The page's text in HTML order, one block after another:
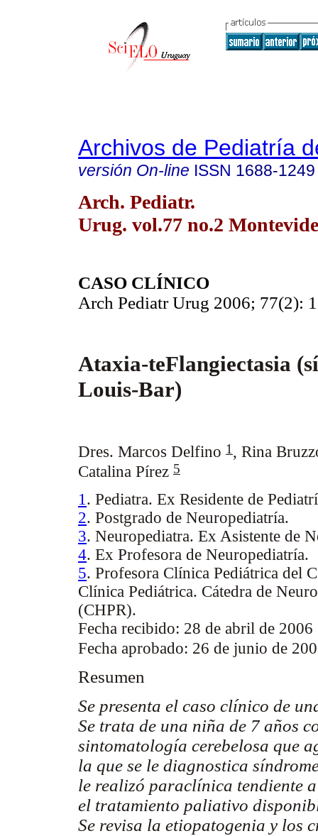
Archivos de Pediatría
versión On-line ISSN 1688-1249
Arch. Pediatr.
Urug. vol.77 no.2
CASO CLÍNICO
Arch Pediatr Urug 2006; 77(2):
Ataxia-teFlangiectasia
Louis-Bar)
Dres. Marcos Delfino 1 , Rina
Catalina Pírez 5
1. Pediatra. Ex Residente de
2. Postgrado de Neuropediatría.
3. Neuropediatra. Ex Asistente de
4. Ex Profesora de Neuropediatría.
5. Profesora Clínica Pediátrica del
Clínica Pediátrica. Cátedra de
(CHPR).
Fecha recibido: 28 de abril de 2006
Fecha aprobado: 26 de junio de
Resumen
Se presenta el caso clínico de
Se trata de una niña de 7 años
sintomatología cerebelosa que
la que se le diagnostica
le realizó paraclínica tendiente
el tratamiento paliativo
Se revisa la etiopatogenia y los